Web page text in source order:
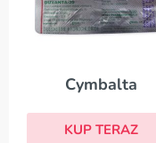
Cymbalta
KUP TERAZ